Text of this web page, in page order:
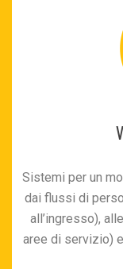
Sistemi per un
dai flussi di
all’ingresso),
aree di servizio)